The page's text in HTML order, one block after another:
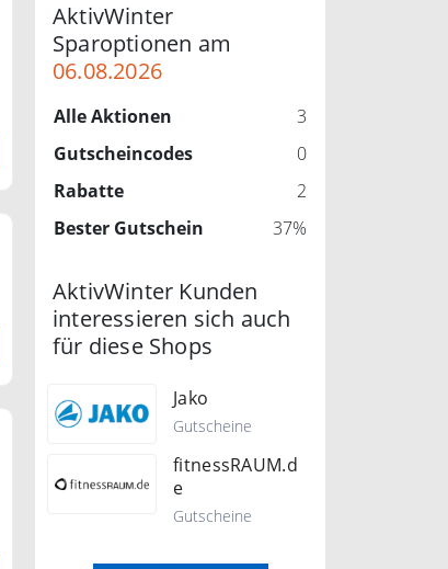
AktivWinter
Sparoptionen am
06.08.2026
Alle Aktionen
3
Gutscheincodes
0
Rabatte
2
Bester Gutschein
37%
AktivWinter Kunden
interessieren sich auch
für diese Shops
Jako
Gutscheine
fitnessRAUM.d
e
Gutscheine